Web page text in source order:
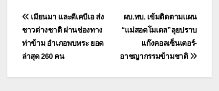
แนะแนว
เรื่อง
ผบ.ทบ. เข้มติดตามแผน
“แม่สอดโมเดล”ลุยปราบ
แก๊งคอลเซ็นเตอร์-
อาชญากรรมข้ามชาติ
เมียนมา และดีเคบีเอ ส่ง
ชาวต่างชาติ ผ่านช่องทาง
ท่าข้าม อำเภอพบพระ ยอด
ล่าสุด 260 คน